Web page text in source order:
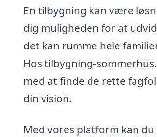
En tilbygning kan være
dig muligheden for at
det kan rumme hele
Hos tilbygning-
med at finde de rette
din vision.
Med vores platform kan